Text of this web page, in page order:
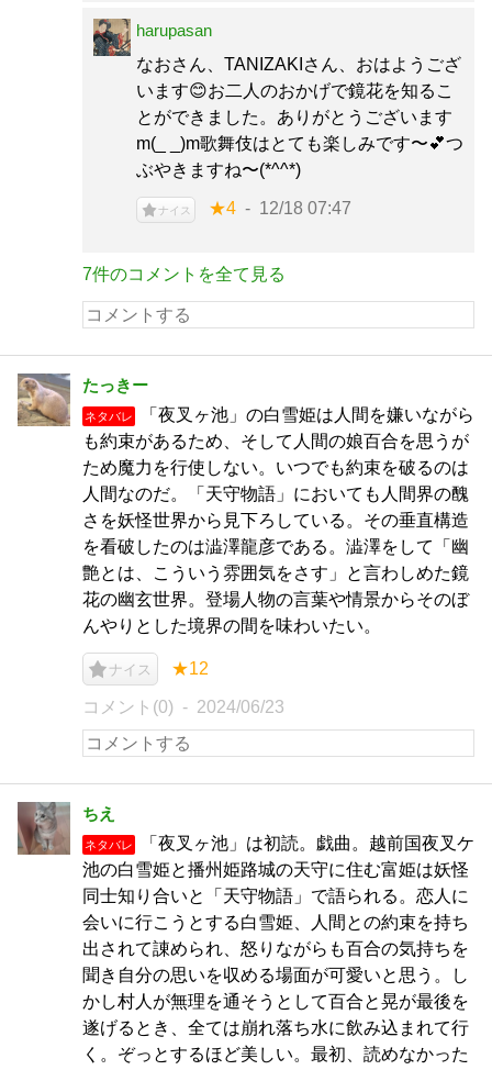
harupasan
なおさん、TANIZAKIさん、おはようござ
います😊お二人のおかげで鏡花を知るこ
とができました。ありがとうございます
m(_ _)m歌舞伎はとても楽しみです〜💕つ
ぶやきますね〜(*^^*)
ナイス ★4 12/18 07:47
7件のコメントを全て見る
たっきー
ネタバレ
「夜叉ヶ池」の白雪姫は人間を嫌いながら
も約束があるため、そして人間の娘百合を思うが
ため魔力を行使しない。いつでも約束を破るのは
人間なのだ。「天守物語」においても人間界の醜
さを妖怪世界から見下ろしている。その垂直構造
を看破したのは澁澤龍彦である。澁澤をして「幽
艶とは、こういう雰囲気をさす」と言わしめた鏡
花の幽玄世界。登場人物の言葉や情景からそのぼ
んやりとした境界の間を味わいたい。
ナイス ★12
コメント(0) 2024/06/23
ちえ
ネタバレ
「夜叉ヶ池」は初読。戯曲。越前国夜叉ケ
池の白雪姫と播州姫路城の天守に住む富姫は妖怪
同士知り合いと「天守物語」で語られる。恋人に
会いに行こうとする白雪姫、人間との約束を持ち
出されて諌められ、怒りながらも百合の気持ちを
聞き自分の思いを収める場面が可愛いと思う。し
かし村人が無理を通そうとして百合と晃が最後を
遂げるとき、全ては崩れ落ち水に飲み込まれて行
く。ぞっとするほど美しい。最初、読めなかった